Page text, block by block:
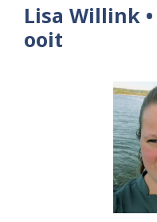
Lisa Willink
ooit